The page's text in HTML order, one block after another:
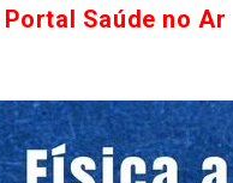
Portal Saúde no Ar